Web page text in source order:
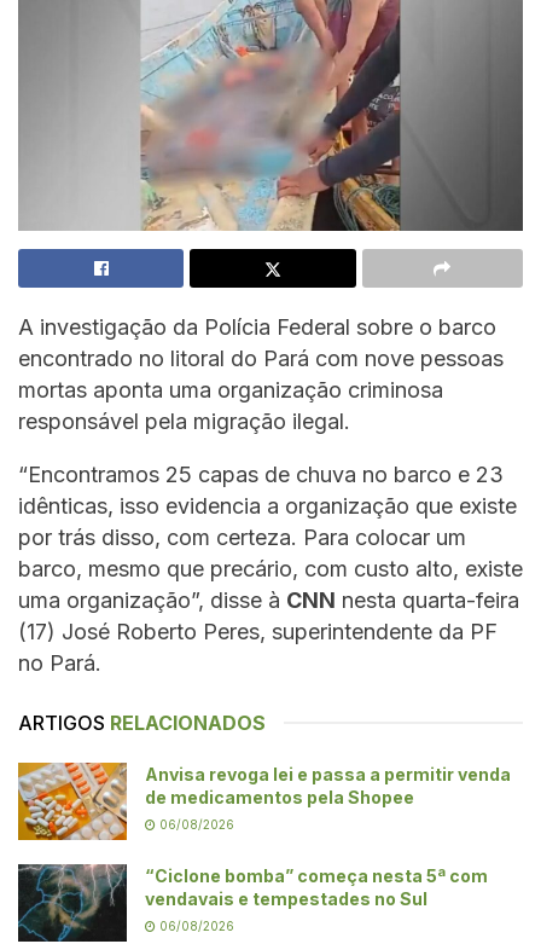
A investigação da Polícia Federal sobre o barco
encontrado no litoral do Pará com nove pessoas
mortas aponta uma organização criminosa
responsável pela migração ilegal.
“Encontramos 25 capas de chuva no barco e 23
idênticas, isso evidencia a organização que existe
por trás disso, com certeza. Para colocar um
barco, mesmo que precário, com custo alto, existe
uma organização”, disse à CNN nesta quarta-feira
(17) José Roberto Peres, superintendente da PF
no Pará.
ARTIGOS RELACIONADOS
Anvisa revoga lei e passa a permitir venda
de medicamentos pela Shopee
06/08/2026
“Ciclone bomba” começa nesta 5ª com
vendavais e tempestades no Sul
06/08/2026